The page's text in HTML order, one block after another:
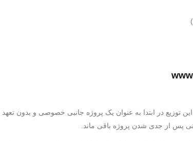
پس از جدی شدن پروژه باقی ماند.